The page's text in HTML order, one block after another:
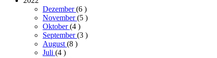
Dezember(6 )
November(5 )
Oktober(4 )
September(3 )
August (8 )
Juli (4 )